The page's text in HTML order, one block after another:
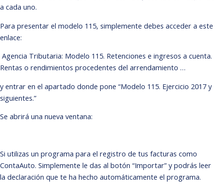
a cada uno.
Para presentar el modelo 115, simplemente debes acceder a este
enlace:
Agencia Tributaria: Modelo 115. Retenciones e ingresos a cuenta.
Rentas o rendimientos procedentes del arrendamiento …
y entrar en el apartado donde pone “Modelo 115. Ejercicio 2017 y
siguientes.”
Se abrirá una nueva ventana:
Si utilizas un programa para el registro de tus facturas como
ContaAuto. Simplemente le das al botón “Importar” y podrás leer
la declaración que te ha hecho automáticamente el programa.